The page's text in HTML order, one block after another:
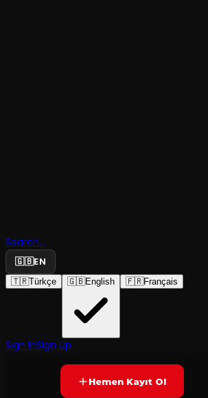
Search...
🇬🇧EN
🇹🇷Türkçe 🇬🇧English 🇫🇷Français
Sign InSign Up
Kuş
Tiyatro Dell'arte
YAKINDA Yetersiz oy
Hemen Kayıt Ol